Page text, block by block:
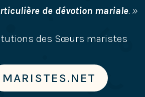
de dévotion mariale. »
des Sœurs maristes
MARISTES.NET